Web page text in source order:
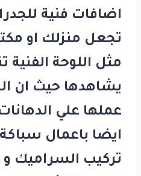
اضافات فنية
تجعل منزلك او
مثل اللوحة
يشاهدها حيث ان
عملها علي
ايضا باعمال سباكة
تركيب السراميك و